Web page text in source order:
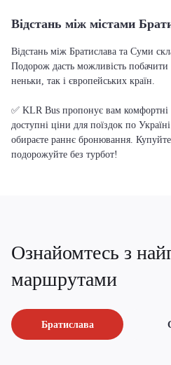
Відстань між містами
Відстань між Братислава та Суми
Подорож дасть можливість
неньки, так і європейських країн.
✅ KLR Bus пропонує вам комфортні
доступні ціни для поїздок по
обираєте раннє бронювання.
подорожуйте без турбот!
Ознайомтесь з
маршрутами
Братислава